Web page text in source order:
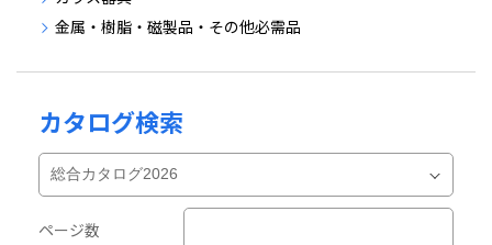
金属・樹脂・磁製品・その他必需品
カタログ検索
ページ数